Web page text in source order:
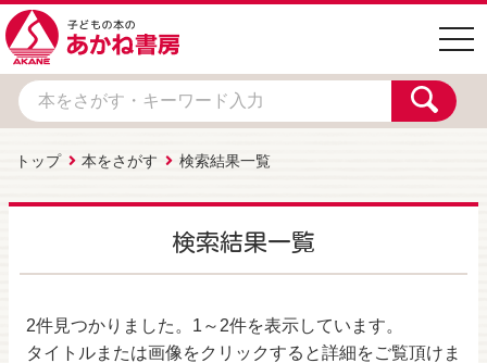
トップ 本をさがす 検索結果一覧
検索結果一覧
2件見つかりました。 1～2件を表示しています。
タイトルまたは画像をクリックすると詳細をご覧頂けま